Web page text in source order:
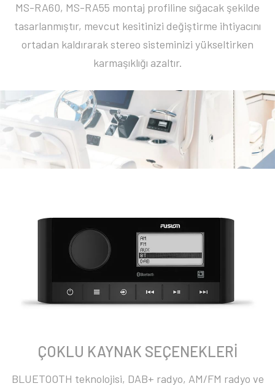
MS-RA60, MS-RA55 montaj profiline sığacak şekilde
tasarlanmıştır, mevcut kesitinizi değiştirme ihtiyacını
ortadan kaldırarak stereo sisteminizi yükseltirken
karmaşıklığı azaltır.
ÇOKLU KAYNAK SEÇENEKLERİ
BLUETOOTH teknolojisi, DAB+ radyo, AM/FM radyo ve